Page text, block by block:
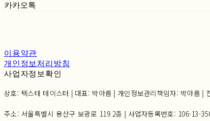
카카오톡
이용약관
개인정보처리방침
사업자정보확인
상호: 텍스테 테이스터 | 대표: 박아름 | 개인정보관리책임자: 박아름
주소: 서울특별시 용산구 보광로 119 2층 | 사업자등록번호: 106-13-